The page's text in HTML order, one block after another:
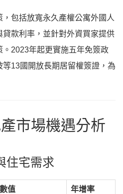
包括放寬永久產權公寓外國人
款利率，並針對外資買家提供
2023年起更實施五年免簽政
13國開放長期居留權簽證，為
市場機遇分析
住宅需求
數值 年增率